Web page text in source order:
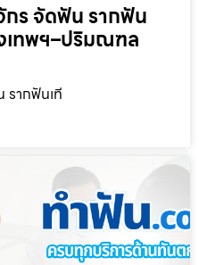
ร จัดฟัน รากฟัน
เทพฯ–ปริมณฑล
ากฟันเที